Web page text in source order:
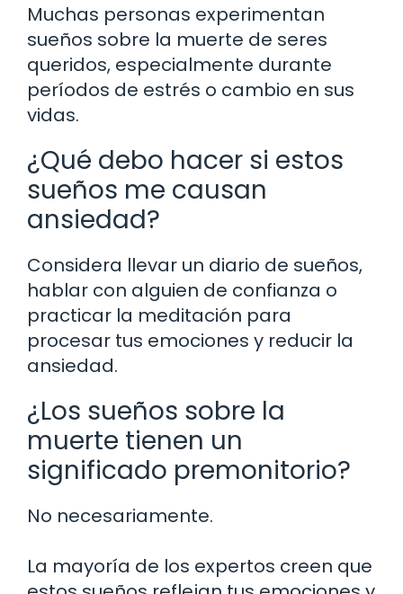
Muchas personas experimentan
sueños sobre la muerte de seres
queridos, especialmente durante
períodos de estrés o cambio en sus
vidas.
¿Qué debo hacer si estos
sueños me causan
ansiedad?
Considera llevar un diario de sueños,
hablar con alguien de confianza o
practicar la meditación para
procesar tus emociones y reducir la
ansiedad.
¿Los sueños sobre la
muerte tienen un
significado premonitorio?
No necesariamente.
La mayoría de los expertos creen que